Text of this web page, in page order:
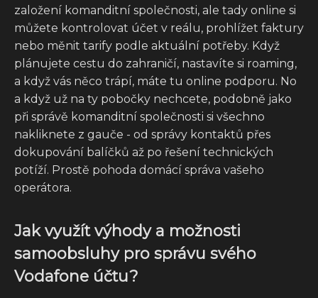
založení komanditní společnosti, ale tady online si
můžete kontrolovat účet v reálu, prohlížet faktury
nebo měnit tarify podle aktuální potřeby. Když
plánujete cestu do zahraničí, nastavíte si roaming,
a když vás něco trápí, máte tu online podporu. No
a když už na ty pobočky nechcete, podobně jako
při správě komanditní společnosti si všechno
nakliknete z gauče - od správy kontaktů přes
dokupování balíčků až po řešení technických
potíží. Prostě pohoda domácí správa vašeho
operátora.
Jak využít výhody a možnosti
samoobsluhy pro správu svého
Vodafone účtu?